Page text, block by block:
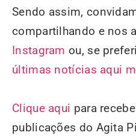
Sendo assim,
compartilhando e nos
Instagram ou, se
últimas notícias aqui
Clique aqui para
publicações do Agita